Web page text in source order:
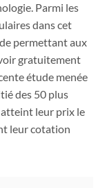
Parmi les
dans cet
permettant aux
gratuitement
étude menée
des 50 plus
leur prix le
leur cotation